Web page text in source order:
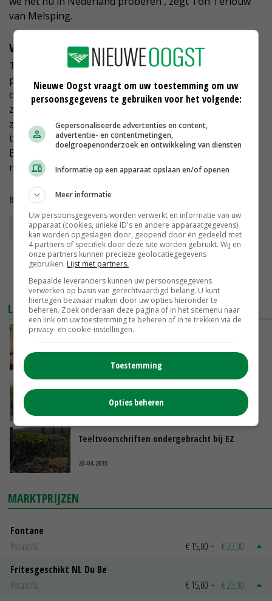
van Melsping.
Verschillen
Terlouw daagde bezoekers aan de open dag uit op het
proefveld te kijken naar kleur- en hoogteverschil en
dichtheid van het loof. De verschillen waren goed te
zien. Volgens Terlouw is er een opbrengstverschil van
zo'n 10 procent. 'Bij inzet van minder chemie in de
toekomst kan zeewierextract zeker van belang zijn.'
Een bespuiting kost zo'n 200 euro per hectare aan
middel.
Bekijk meer over:
plantenziekten
LEES OOK
Plantenziekten binnen 25 uur in beeld
Scherpere blik op potentiële
ziekteverwekkers
Teeltvoorschriften ondergebracht bij EZ
20-04-2015
MARKTPRIJZEN
Fontane
PotatoNL
€ 15,00 ~ € 23,00
Fritesgeschikt NL Du Be
PotatoNL
€ 15,00 ~ € 23,00
Nieuwe Oogst vraagt om uw toestemming om uw
persoonsgegevens te gebruiken voor het volgende:
Gepersonaliseerde advertenties en content,
advertentie- en contentmetingen,
doelgroepenonderzoek en ontwikkeling van diensten
Informatie op een apparaat opslaan en/of openen
Meer informatie
Uw persoonsgegevens worden verwerkt en informatie van uw
apparaat (cookies, unieke ID's en andere apparaatgegevens)
kan worden opgeslagen door, geopend door en gedeeld met
4 partners of specifiek door deze site worden gebruikt. Wij en
onze partners kunnen precieze geolocatiegegevens
gebruiken. Lijst met partners.
Bepaalde leveranciers kunnen uw persoonsgegevens
verwerken op basis van gerechtvaardigd belang. U kunt
hiertegen bezwaar maken door uw opties hieronder te
beheren. Zoek onderaan deze pagina of in het sitemenu naar
een link om uw toestemming te beheren of in te trekken via de
privacy- en cookie-instellingen.
Toestemming
Opties beheren